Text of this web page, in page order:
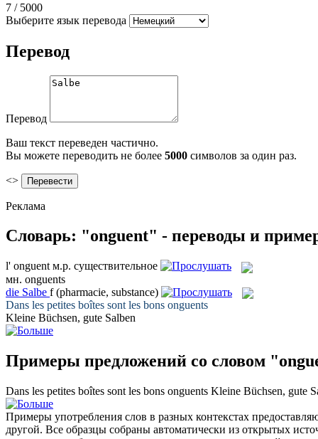
7 / 5000
Выберите язык перевода
Перевод
Перевод
Ваш текст переведен частично.
Вы можете переводить не более 5000 символов за один раз.
<>
Реклама
Словарь: "onguent" - переводы и
l' onguent м.р. существительное
мн. onguents
die Salbe f (pharmacie, substance)
Dans les petites boîtes sont les bons onguents
Kleine Büchsen, gute Salben
Примеры предложений со словом
Dans les petites boîtes sont les bons onguents Kleine Büchsen, gute
Примеры употребления слов в разных контекстах
другой. Все образцы собраны автоматически из открытых